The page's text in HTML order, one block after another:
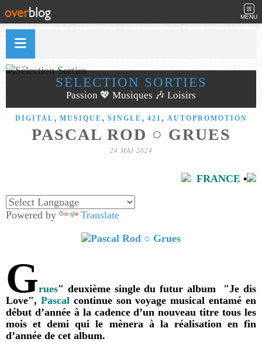
MENU
SÉLECTION SORTIES
Passion 💖 Musiques 🎶 Loisirs
DIGITAL , MUSIQUE , SINGLE , 421 , AUTOPROMOTION
PASCAL ROD ○ GRUES
24 MAI 2024
FRANCE •
Powered by Translate
Grues" deuxième single du futur album "Je dis
Love", Pascalcontinue son voyage musical entamé en
début d’année à la cadence d’un nouveau titre tous les
mois et demi qui le mènera à la réalisation en fin
d’année de cet album.